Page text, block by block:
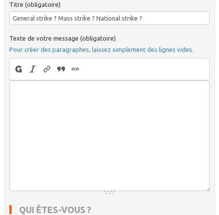
Titre (obligatoire)
Texte de votre message (obligatoire)
Pour créer des paragraphes, laissez simplement des lignes vides.
QUI ÊTES-VOUS ?